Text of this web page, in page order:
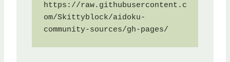
https://raw.githubusercontent.c
om/Skittyblock/aidoku-
community-sources/gh-pages/